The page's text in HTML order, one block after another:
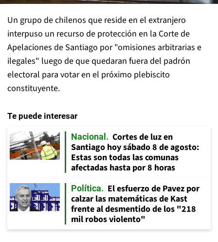
Un grupo de chilenos que reside en el extranjero
interpuso un recurso de protección en la Corte de
Apelaciones de Santiago por "omisiones arbitrarias e
ilegales" luego de que quedaran fuera del padrón
electoral para votar en el próximo plebiscito
constituyente.
Te puede interesar
Nacional
Cortes de luz en
Santiago hoy sábado 8 de agosto:
Estas son todas las comunas
afectadas hasta por 8 horas
Política
El esfuerzo de Pavez por
calzar las matemáticas de Kast
frente al desmentido de los "218
mil robos violento"